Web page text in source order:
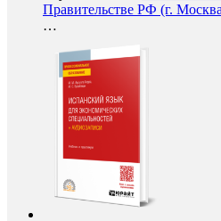
Правительстве РФ (г.
…